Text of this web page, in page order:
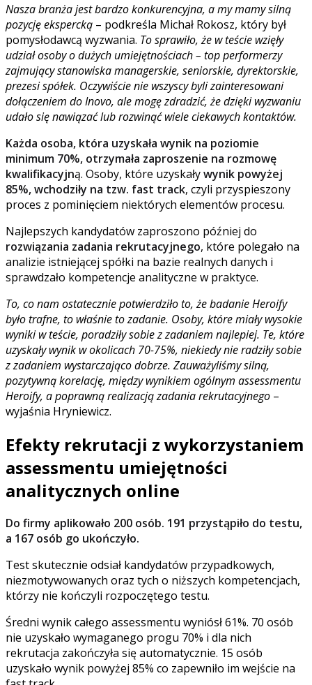
Nasza branża jest bardzo konkurencyjna, a my mamy silną
pozycję ekspercką – podkreśla Michał Rokosz, który był
pomysłodawcą wyzwania. To sprawiło, że w teście wzięły
udział osoby o dużych umiejętnościach – top performerzy
zajmujący stanowiska managerskie, seniorskie, dyrektorskie,
prezesi spółek. Oczywiście nie wszyscy byli zainteresowani
dołączeniem do Inovo, ale mogę zdradzić, że dzięki wyzwaniu
udało się nawiązać lub rozwinąć wiele ciekawych kontaktów.
Każda osoba, która uzyskała wynik na poziomie
minimum 70%, otrzymała zaproszenie na rozmowę
kwalifikacyjną. Osoby, które uzyskaływynik powyżej
85%, wchodziły na tzw. fast track, czyli przyspieszony
proces z pominięciem niektórych elementów procesu.
Najlepszych kandydatów zaproszono później do
rozwiązania zadania rekrutacyjnego, które polegało na
analizie istniejącej spółki na bazie realnych danych i
sprawdzało kompetencje analityczne w praktyce.
To, co nam ostatecznie potwierdziło to, że badanie Heroify
było trafne, to właśnie to zadanie. Osoby, które miały wysokie
wyniki w teście, poradziły sobie z zadaniem najlepiej. Te, które
uzyskały wynik w okolicach 70-75%, niekiedy nie radziły sobie
z zadaniem wystarczająco dobrze. Zauważyliśmy silną,
pozytywną korelację, między wynikiem ogólnym assessmentu
Heroify, a poprawną realizacją zadania rekrutacyjnego –
wyjaśnia Hryniewicz.
Efekty rekrutacji z wykorzystaniem
assessmentu umiejętności
analitycznych online
Do firmy aplikowało 200 osób. 191 przystąpiło do testu,
a 167 osób go ukończyło.
Test skutecznie odsiał kandydatów przypadkowych,
niezmotywowanych oraz tych o niższych kompetencjach,
którzy nie kończyli rozpoczętego testu.
Średni wynik całego assessmentu wyniósł 61%. 70 osób
nie uzyskało wymaganego progu 70% i dla nich
rekrutacja zakończyła się automatycznie. 15 osób
uzyskało wynik powyżej 85% co zapewniło im wejście na